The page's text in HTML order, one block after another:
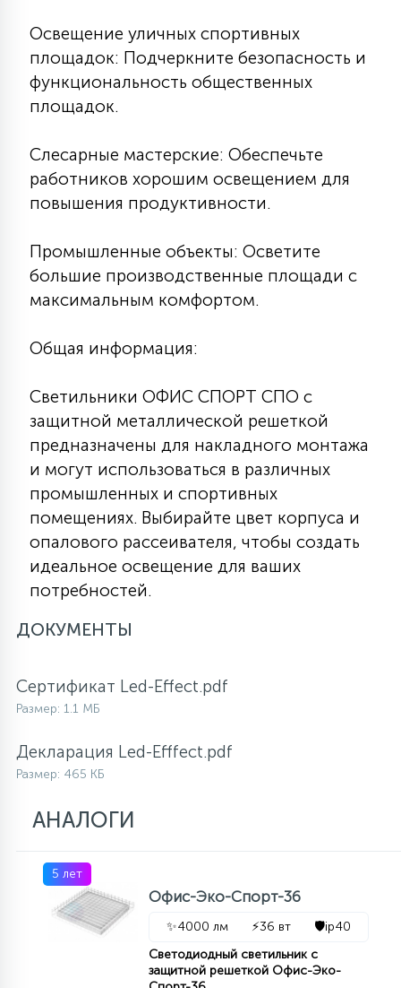
Освещение уличных спортивных
площадок: Подчеркните безопасность и
функциональность общественных
площадок.
Слесарные мастерские: Обеспечьте
работников хорошим освещением для
повышения продуктивности.
Промышленные объекты: Осветите
большие производственные площади с
максимальным комфортом.
Общая информация:
Светильники ОФИС СПОРТ СПО с
защитной металлической решеткой
предназначены для накладного монтажа
и могут использоваться в различных
промышленных и спортивных
помещениях. Выбирайте цвет корпуса и
опалового рассеивателя, чтобы создать
идеальное освещение для ваших
потребностей.
ДОКУМЕНТЫ
Сертификат Led-Effect.pdf
Размер: 1.1 МБ
Декларация Led-Efffect.pdf
Размер: 465 КБ
АНАЛОГИ
5 лет
Офис-Эко-Спорт-36
✨4000 лм ⚡36 вт 🛡️ip40
Светодиодный светильник с
защитной решеткой Офис-Эко-